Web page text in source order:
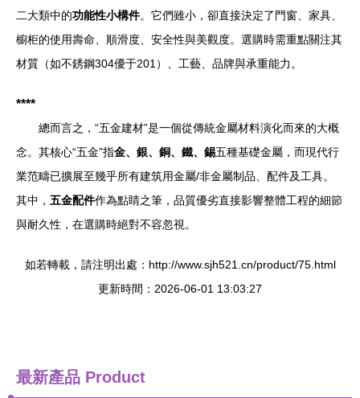
二大類中的功能性小構件。它們雖小，卻直接決定了門窗、家具、
櫥柜的使用壽命、順滑度、安全性與美觀度。選購時需重點關注其
材質（如不銹鋼304優于201）、工藝、品牌與承重能力。
****
總而言之，“五金建材”是一個從傳統金屬材料演化而來的大概
念。其核心“五金”指金、銀、銅、鐵、錫五種基礎金屬，而現代行
業范疇已擴展至幾乎所有建筑用金屬/非金屬制品、配件及工具。
其中， 五金配件作為點睛之筆，品質優劣直接影響整體工程的細節
與耐久性，在選購時絕對不容忽視。
如若轉載，請注明出處：http://www.sjh521.cn/product/75.html
更新時間：2026-06-01 13:03:27
最新產品 Product